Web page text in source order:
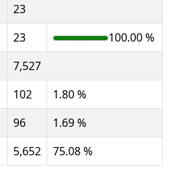
23
23
100.00 %
7,527
102
1.80 %
96
1.69 %
5,652 75.08 %